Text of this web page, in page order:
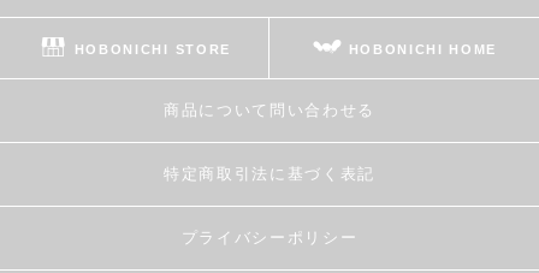
HOBONICHI STORE HOBONICHI HOME
商品について問い合わせる
特定商取引法に基づく表記
プライバシーポリシー